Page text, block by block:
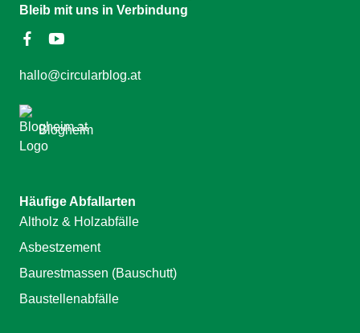
Bleib mit uns in Verbindung
hallo@circularblog.at
Blogheim
Häufige Abfallarten
Altholz & Holzabfälle
Asbestzement
Baurestmassen (Bauschutt)
Baustellenabfälle